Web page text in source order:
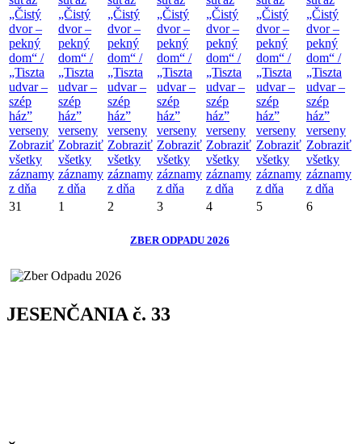
„Čistý
dvor –
pekný
dom“ /
„Tiszta
udvar –
szép
ház”
verseny
Zobraziť
všetky
záznamy
z dňa
„Čistý
dvor –
pekný
dom“ /
„Tiszta
udvar –
szép
ház”
verseny
Zobraziť
všetky
záznamy
z dňa
„Čistý
dvor –
pekný
dom“ /
„Tiszta
udvar –
szép
ház”
verseny
Zobraziť
všetky
záznamy
z dňa
„Čistý
dvor –
pekný
dom“ /
„Tiszta
udvar –
szép
ház”
verseny
Zobraziť
všetky
záznamy
z dňa
„Čistý
dvor –
pekný
dom“ /
„Tiszta
udvar –
szép
ház”
verseny
Zobraziť
všetky
záznamy
z dňa
„Čistý
dvor –
pekný
dom“ /
„Tiszta
udvar –
szép
ház”
verseny
Zobraziť
všetky
záznamy
z dňa
„Čistý
dvor –
pekný
dom“ /
„Tiszta
udvar –
szép
ház”
verseny
Zobraziť
všetky
záznamy
z dňa
31
1 2 3 4 5 6
ZBER ODPADU 2026
JESENČANIA č. 33